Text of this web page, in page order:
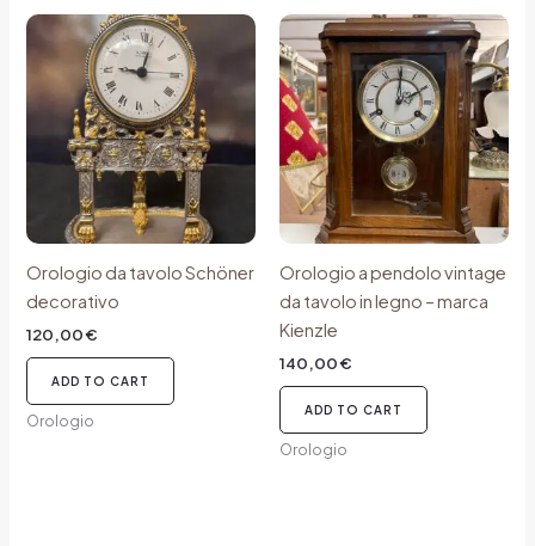
Orologio da tavolo Schöner
decorativo
120,00€
ADD TO CART
Orologio
Orologio a pendolo vintage
da tavolo in legno – marca
Kienzle
140,00€
ADD TO CART
Orologio